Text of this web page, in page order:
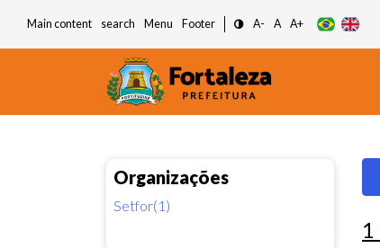
Main content search Menu Footer A- A A+
Organizações
Setfor(1)
1